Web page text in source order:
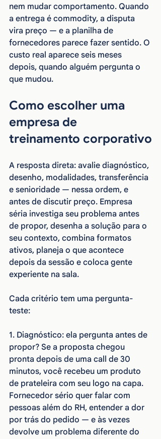
nem mudar comportamento. Quando
a entrega é commodity, a disputa
vira preço — e a planilha de
fornecedores parece fazer sentido. O
custo real aparece seis meses
depois, quando alguém pergunta o
que mudou.
Como escolher uma
empresa de
treinamento corporativo
A resposta direta: avalie diagnóstico,
desenho, modalidades, transferência
e senioridade — nessa ordem, e
antes de discutir preço. Empresa
séria investiga seu problema antes
de propor, desenha a solução para o
seu contexto, combina formatos
ativos, planeja o que acontece
depois da sessão e coloca gente
experiente na sala.
Cada critério tem uma pergunta-
teste:
1. Diagnóstico: ela pergunta antes de
propor? Se a proposta chegou
pronta depois de uma call de 30
minutos, você recebeu um produto
de prateleira com seu logo na capa.
Fornecedor sério quer falar com
pessoas além do RH, entender a dor
por trás do pedido — e às vezes
devolve um problema diferente do